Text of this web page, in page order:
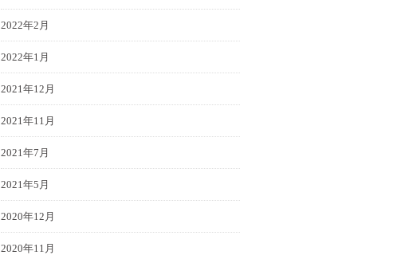
2022年2月
2022年1月
2021年12月
2021年11月
2021年7月
2021年5月
2020年12月
2020年11月